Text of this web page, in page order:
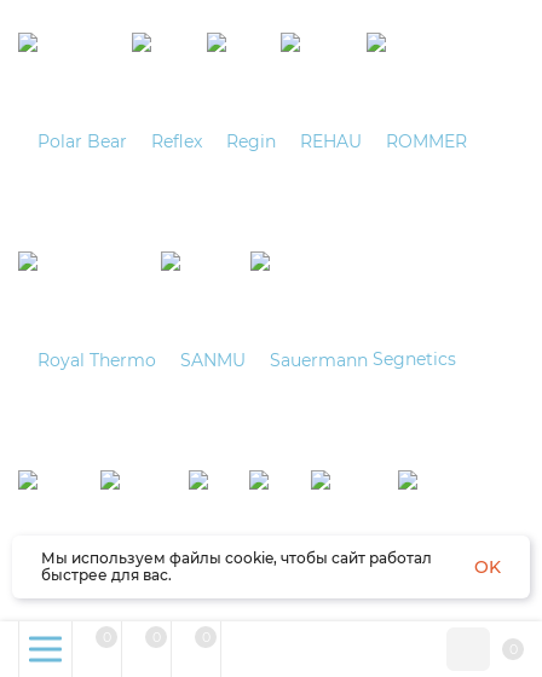
Segnetics
Мы используем файлы cookie, чтобы сайт работал
быстрее для вас.
OK